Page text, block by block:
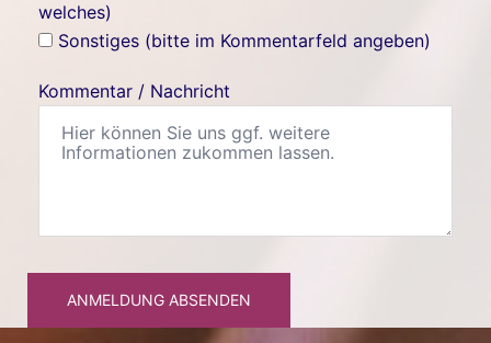
welches)
Sonstiges (bitte im Kommentarfeld angeben)
Kommentar / Nachricht
ANMELDUNG ABSENDEN